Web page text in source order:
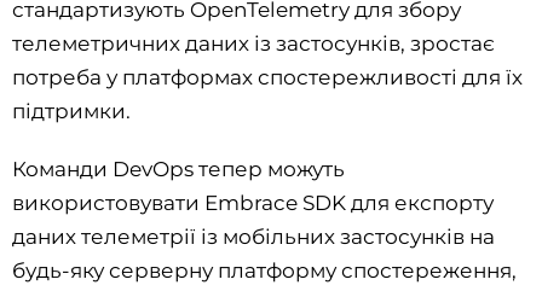
стандартизують OpenTelemetry для збору
телеметричних даних із застосунків, зростає
потреба у платформах спостережливості для їх
підтримки.
Команди DevOps тепер можуть
використовувати Embrace SDK для експорту
даних телеметрії із мобільних застосунків на
будь-яку серверну платформу спостереження,